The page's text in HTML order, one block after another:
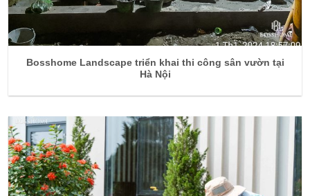
Bosshome Landscape triển khai thi công sân vườn tại
Hà Nội